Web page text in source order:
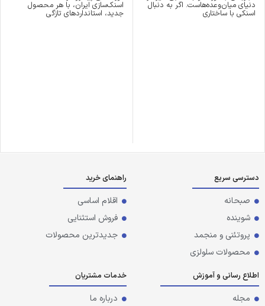
دنیای میان‌وعده‌هاست. اگر به دنبال
اسنکی با ساختاری
اسنک‌سازی ایران، با هر محصول
جدید، استانداردهای تازگی
دسترسی سریع
صبحانه
شوینده
پروتئنی و منجمد
محصولات سلولزی
راهنمای خرید
اقلام اساسی
فروش استثنایی
جدیدترین محصولات
اطلاع رسانی و آموزش
مجله
خدمات مشتریان
درباره ما